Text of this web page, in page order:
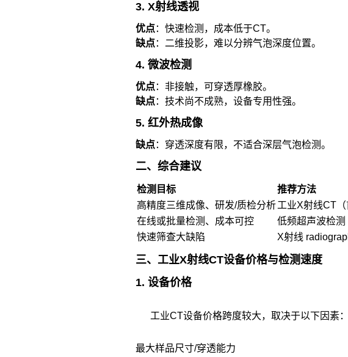
3. X射线透视
优点：快速检测，成本低于CT。
缺点：二维投影，难以分辨气泡深度位置。
4. 微波检测
优点：非接触，可穿透厚橡胶。
缺点：技术尚不成熟，设备专用性强。
5. 红外热成像
缺点：穿透深度有限，不适合深层气泡检测。
二、综合建议
检测目标
推荐方法
高精度三维成像、研发/质检分析工业X射线CT（
在线或批量检测、成本可控
低频超声波检测
快速筛查大缺陷
X射线
三、工业X射线CT设备价格与检测速度
1. 设备价格
工业CT设备价格跨度较大，取决于以下因素：
最大样品尺寸/穿透能力